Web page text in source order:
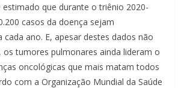
estimado que durante o triênio 2020-
casos da doença sejam
cada ano. E, apesar destes dados não
os tumores pulmonares ainda lideram o
oncológicas que mais matam todos
com a Organização Mundial da Saúde